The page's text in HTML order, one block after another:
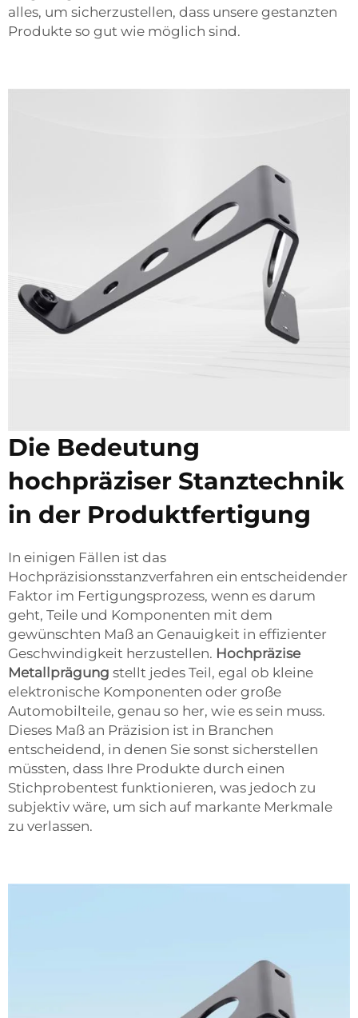
alles, um sicherzustellen, dass unsere gestanzten
Produkte so gut wie möglich sind.
Die Bedeutung
hochpräziser Stanztechnik
in der Produktfertigung
In einigen Fällen ist das
Hochpräzisionsstanzverfahren ein entscheidender
Faktor im Fertigungsprozess, wenn es darum
geht, Teile und Komponenten mit dem
gewünschten Maß an Genauigkeit in effizienter
Geschwindigkeit herzustellen. Hochpräzise
Metallprägung stellt jedes Teil, egal ob kleine
elektronische Komponenten oder große
Automobilteile, genau so her, wie es sein muss.
Dieses Maß an Präzision ist in Branchen
entscheidend, in denen Sie sonst sicherstellen
müssten, dass Ihre Produkte durch einen
Stichprobentest funktionieren, was jedoch zu
subjektiv wäre, um sich auf markante Merkmale
zu verlassen.